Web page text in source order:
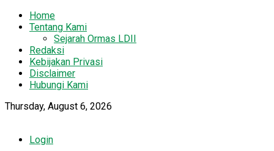
Home
Tentang Kami
Sejarah Ormas LDII
Redaksi
Kebijakan Privasi
Disclaimer
Hubungi Kami
Thursday, August 6, 2026
Login